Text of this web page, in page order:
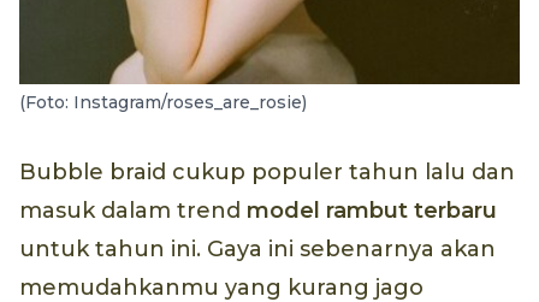
(Foto: Instagram/roses_are_rosie)
Bubble braid cukup populer tahun lalu dan
masuk dalam trend model rambut terbaru
untuk tahun ini. Gaya ini sebenarnya akan
memudahkanmu yang kurang jago